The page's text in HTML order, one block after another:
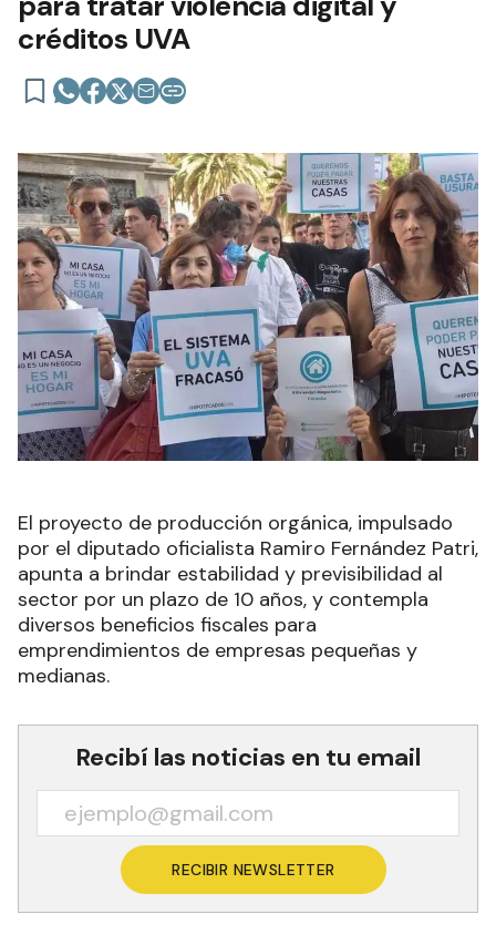
créditos UVA
El proyecto de producción orgánica, impulsado
por el diputado oficialista Ramiro Fernández Patri,
apunta a brindar estabilidad y previsibilidad al
sector por un plazo de 10 años, y contempla
diversos beneficios fiscales para
emprendimientos de empresas pequeñas y
medianas.
Recibí las noticias en tu email
RECIBIR NEWSLETTER